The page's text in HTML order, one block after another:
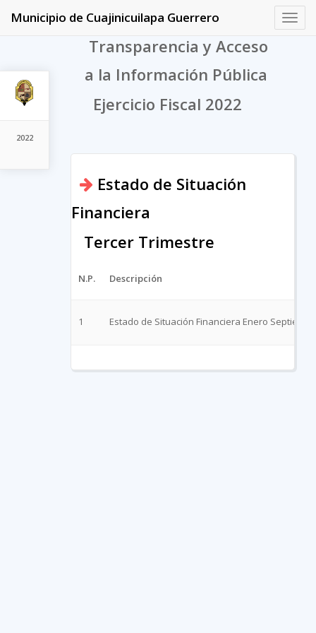
2022
Municipio de Cuajinicuilapa Guerrero
Transparencia y Acceso
a la Información Pública
Ejercicio Fiscal 2022
Estado de Situación
Financiera
Tercer Trimestre
N.P. Descripción
1 Estado de Situación Financiera Enero